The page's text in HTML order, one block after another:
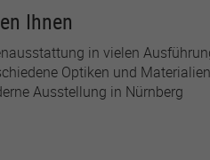
Ihnen
in vielen
Optiken und Materialien
Ausstellung in Nürnberg